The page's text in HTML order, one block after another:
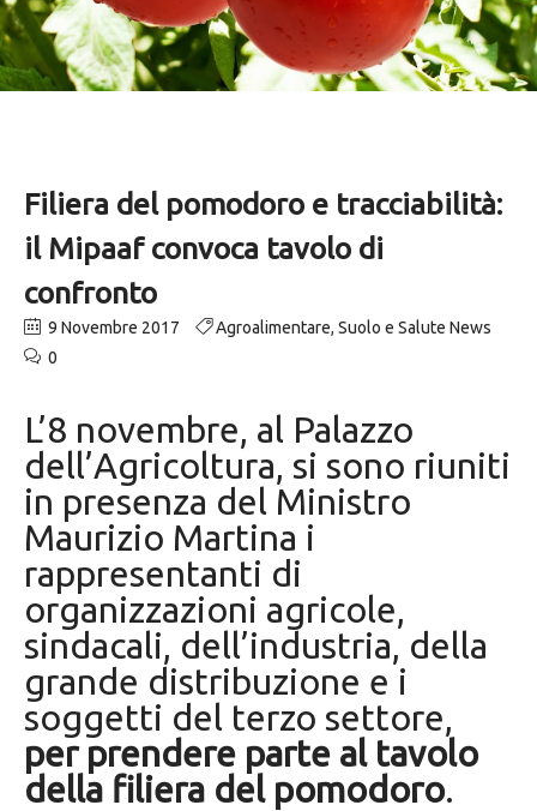
Filiera del pomodoro e tracciabilità:
il Mipaaf convoca tavolo di
confronto
9 Novembre 2017 Agroalimentare, Suolo e Salute News
0
L’8 novembre, al Palazzo
dell’Agricoltura, si sono riuniti
in presenza del Ministro
Maurizio Martina i
rappresentanti di
organizzazioni agricole,
sindacali, dell’industria, della
grande distribuzione e i
soggetti del terzo settore,
per prendere parte al tavolo
della filiera del pomodoro.